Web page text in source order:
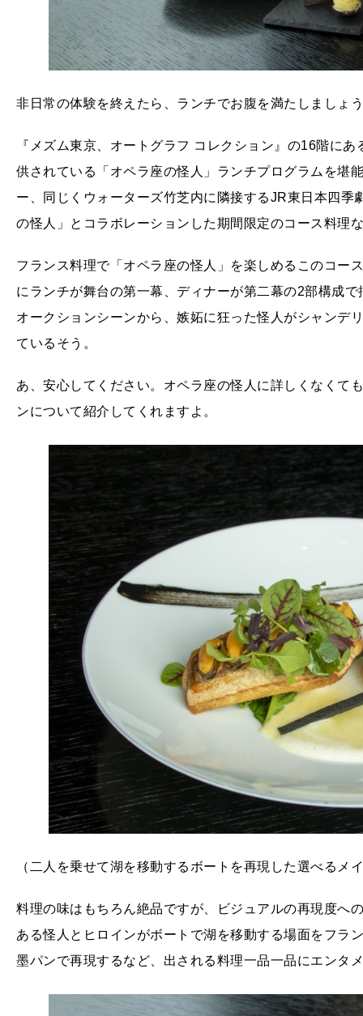
非日常の体験を終えたら、ランチでお腹を満たしましょ
『メズム東京、オートグラフ コレクション』の16階に
供されている「オペラ座の怪人」ランチプログラムを堪
ー、同じくウォーターズ竹芝内に隣接するJR東日本四
の怪人」とコラボレーションした期間限定のコース料理
フランス料理で「オペラ座の怪人」を楽しめるこのコー
にランチが舞台の第一幕、ディナーが第二幕の2部構成
オークションシーンから、嫉妬に狂った怪人がシャンデ
ているそう。
あ、安心してください。オペラ座の怪人に詳しくなくて
ンについて紹介してくれますよ。
（二人を乗せて湖を移動するボートを再現した選べるメ
料理の味はもちろん絶品ですが、ビジュアルの再現度へ
ある怪人とヒロインがボートで湖を移動する場面をフラ
墨パンで再現するなど、出される料理一品一品にエンタ